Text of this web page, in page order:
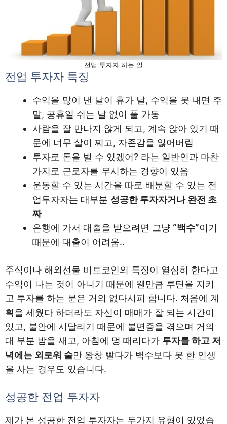
전업 투자자 하는 일
전업 투자자 특징
수익을 많이 낸 날이 휴가 날, 수익을 못 내면 주
말, 공휴일 쉬는 날 없이 풀 가동
사람을 잘 만나지 않게 되고, 계속 앉아 있기 때
문에 너무 살이 찌고, 자존감을 잃어버림
투자로 돈을 벌 수 있겠어? 라는 일반인과 마찬
가지로 근로자를 무시하는 경향이 있음
운동할 수 있는 시간을 따로 배분할 수 있는 전
업투자자는 대부분 성공한 투자자거나 완전 초
짜
은행에 가서 대출을 받으려면 그냥 “백수”이기
때문에 대출이 어려움..
주식이나 해외선물 비트코인의 특징이 열심히 한다고
수익이 나는 것이 아니기 때문에 웬만큼 루틴을 지키
고 투자를 하는 분은 거의 없다시피 합니다. 처음에 계
획을 세웠다 하더라도 자신이 매매가 잘 되는 시간이
있고, 불안에 시달리기 때문에 불면증을 겪으며 거의
대 부분 밤을 새고, 아침에 멍 때리다가 투자를 하고 저
녁에는 외로워 술만 왕창 빨다가 백수보다 못 한 인생
을 사는 경우도 있습니다.
성공한 전업 투자자
제가 본 성공한 전업 투자자는 두가지 유형이 있었습